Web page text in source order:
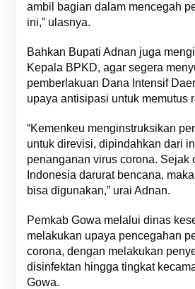
ambil bagian dalam mencegah
ini,” ulasnya.
Bahkan Bupati Adnan juga
Kepala BPKD, agar segera
pemberlakuan Dana Intensif
upaya antisipasi untuk memutus
“Kemenkeu menginstruksikan
untuk direvisi, dipindahkan dari
penanganan virus corona. Sejak
Indonesia darurat bencana,
bisa digunakan,” urai Adnan.
Pemkab Gowa melalui dinas
melakukan upaya pencegahan
corona, dengan melakukan
disinfektan hingga tingkat
Gowa.